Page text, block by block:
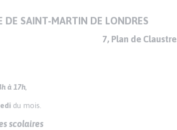
DE SAINT-MARTIN DE LONDRES
7, Plan de Claustre
à 17h,
du mois.
scolaires